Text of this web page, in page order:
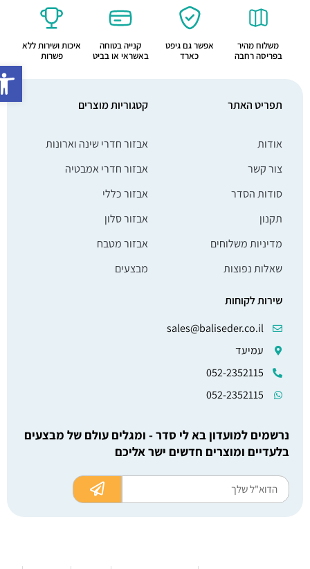
פתח
משלוח מהיר
בפריסה רחבה
אפשר גם גיפט
כארד
קנייה בטוחה
באשראי או בביט
איכות ושירות ללא
פשרות
תפריט האתר
אודות
צור קשר
סודות הסדר
תקנון
מדיניות משלוחים
שאלות נפוצות
קטגוריות מוצרים
אבזור חדרי שינה וארונות
אבזור חדרי אמבטיה
אבזור כללי
אבזור סלון
אבזור מטבח
מבצעים
שירות לקוחות
sales@baliseder.co.il
עמיעד
052-2352115
052-2352115
נרשמים למועדון בא לי סדר - ומגלים עולם של מבצעים
בלעדיים ומוצרים חדשים ישר אליכם